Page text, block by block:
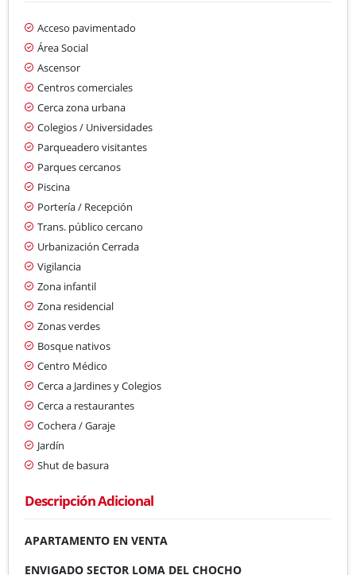
Acceso pavimentado
Área Social
Ascensor
Centros comerciales
Cerca zona urbana
Colegios / Universidades
Parqueadero visitantes
Parques cercanos
Piscina
Portería / Recepción
Trans. público cercano
Urbanización Cerrada
Vigilancia
Zona infantil
Zona residencial
Zonas verdes
Bosque nativos
Centro Médico
Cerca a Jardines y Colegios
Cerca a restaurantes
Cochera / Garaje
Jardín
Shut de basura
Descripción Adicional
APARTAMENTO EN VENTA
ENVIGADO SECTOR LOMA DEL CHOCHO